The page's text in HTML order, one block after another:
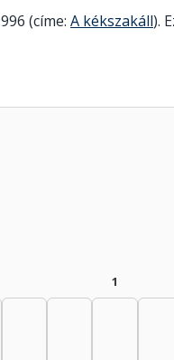
(címe: A kékszakáll).
1